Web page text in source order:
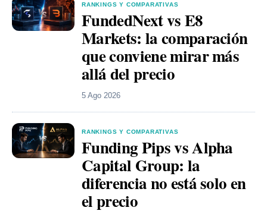
RANKINGS Y COMPARATIVAS
FundedNext vs E8
Markets: la comparación
que conviene mirar más
allá del precio
5 Ago 2026
RANKINGS Y COMPARATIVAS
Funding Pips vs Alpha
Capital Group: la
diferencia no está solo en
el precio